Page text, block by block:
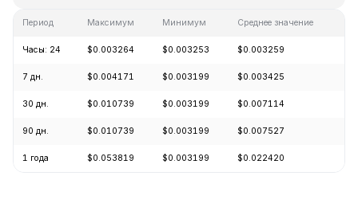
Период Максимум Минимум Среднее значение
Часы: 24 $0.003264 $0.003253 $0.003259
7 дн. $0.004171 $0.003199 $0.003425
30 дн. $0.010739 $0.003199 $0.007114
90 дн. $0.010739 $0.003199 $0.007527
1 года $0.053819 $0.003199 $0.022420